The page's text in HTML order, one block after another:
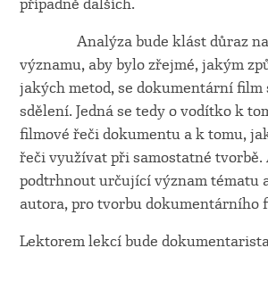
případně dalších.
Analýza bude klást důraz na
významu, aby bylo zřejmé, jakým
jakých metod, se dokumentární film
sdělení. Jedná se tedy o vodítko k
filmové řeči dokumentu a k tomu,
řeči využívat při samostatné tvorbě.
podtrhnout určující význam tématu
autora, pro tvorbu dokumentárního
Lektorem lekcí bude